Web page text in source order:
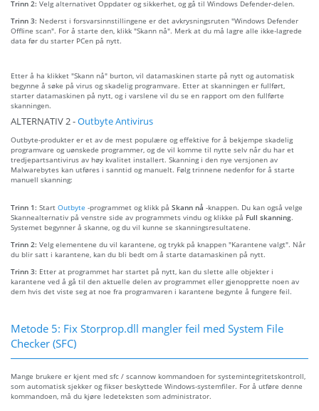
Trinn 2: Velg alternativet Oppdater og sikkerhet, og gå til Windows Defender-delen.
Trinn 3: Nederst i forsvarsinnstillingene er det avkrysningsruten "Windows Defender
Offline scan". For å starte den, klikk "Skann nå". Merk at du må lagre alle ikke-lagrede
data før du starter PCen på nytt.
Etter å ha klikket "Skann nå" burton, vil datamaskinen starte på nytt og automatisk
begynne å søke på virus og skadelig programvare. Etter at skanningen er fullført,
starter datamaskinen på nytt, og i varslene vil du se en rapport om den fullførte
skanningen.
ALTERNATIV 2 -Outbyte Antivirus
Outbyte-produkter er et av de mest populære og effektive for å bekjempe skadelig
programvare og uønskede programmer, og de vil komme til nytte selv når du har et
tredjepartsantivirus av høy kvalitet installert. Skanning i den nye versjonen av
Malwarebytes kan utføres i sanntid og manuelt. Følg trinnene nedenfor for å starte
manuell skanning:
Trinn 1: Start Outbyte -programmet og klikk på Skann nå -knappen. Du kan også velge
Skannealternativ på venstre side av programmets vindu og klikke på Full skanning.
Systemet begynner å skanne, og du vil kunne se skanningsresultatene.
Trinn 2: Velg elementene du vil karantene, og trykk på knappen "Karantene valgt". Når
du blir satt i karantene, kan du bli bedt om å starte datamaskinen på nytt.
Trinn 3: Etter at programmet har startet på nytt, kan du slette alle objekter i
karantene ved å gå til den aktuelle delen av programmet eller gjenopprette noen av
dem hvis det viste seg at noe fra programvaren i karantene begynte å fungere feil.
Metode 5: Fix Storprop.dll mangler feil med System File
Checker (SFC)
Mange brukere er kjent med sfc / scannow kommandoen for systemintegritetskontroll,
som automatisk sjekker og fikser beskyttede Windows-systemfiler. For å utføre denne
kommandoen, må du kjøre ledeteksten som administrator.